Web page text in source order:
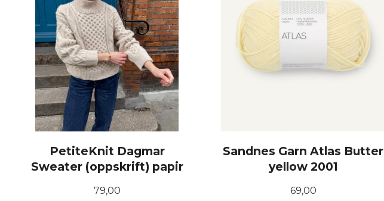
PetiteKnit Dagmar
Sweater (oppskrift) papir
Pris
79,00
Sandnes Garn Atlas Butter
yellow 2001
Pris
69,00